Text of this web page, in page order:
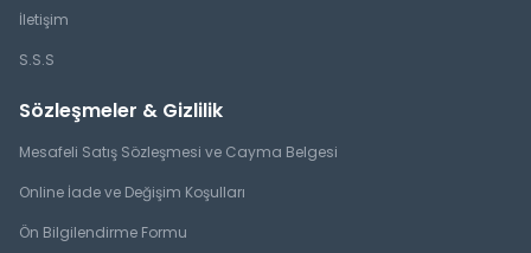
İletişim
S.S.S
Sözleşmeler & Gizlilik
Mesafeli Satış Sözleşmesi ve Cayma Belgesi
Online İade ve Değişim Koşulları
Ön Bilgilendirme Formu